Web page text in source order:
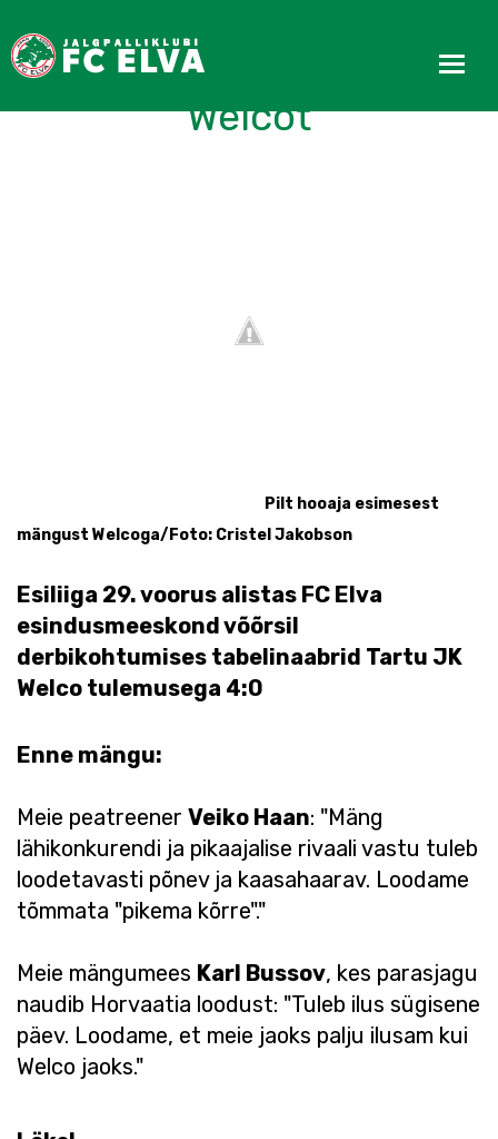
Esindus võitis suurelt
Welcot
Pilt hooaja esimesest
mängust Welcoga/Foto: Cristel Jakobson
Esiliiga 29. voorus alistas FC Elva
esindusmeeskond võõrsil
derbikohtumises tabelinaabrid Tartu JK
Welco tulemusega 4:0
Enne mängu:
Meie peatreener Veiko Haan: "Mäng
lähikonkurendi ja pikaajalise rivaali vastu tuleb
loodetavasti põnev ja kaasahaarav. Loodame
tõmmata "pikema kõrre"."
Meie mängumees Karl Bussov, kes parasjagu
naudib Horvaatia loodust: "Tuleb ilus sügisene
päev. Loodame, et meie jaoks palju ilusam kui
Welco jaoks."